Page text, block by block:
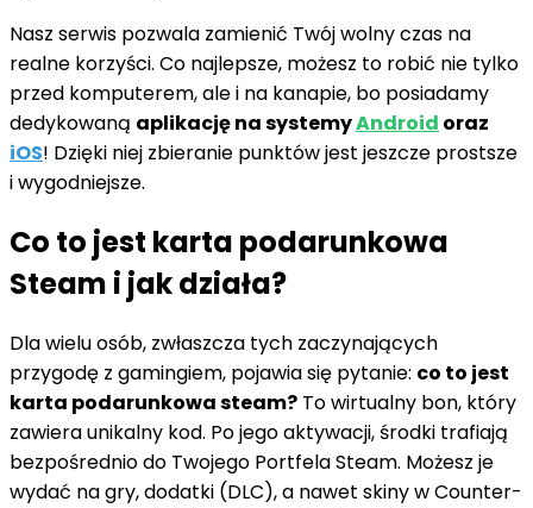
Nasz serwis pozwala zamienić Twój wolny czas na
realne korzyści. Co najlepsze, możesz to robić nie tylko
przed komputerem, ale i na kanapie, bo posiadamy
dedykowaną aplikację na systemyAndroid oraz
iOS! Dzięki niej zbieranie punktów jest jeszcze prostsze
i wygodniejsze.
Co to jest karta podarunkowa
Steam i jak działa?
Dla wielu osób, zwłaszcza tych zaczynających
przygodę z gamingiem, pojawia się pytanie: co to jest
karta podarunkowa steam? To wirtualny bon, który
zawiera unikalny kod. Po jego aktywacji, środki trafiają
bezpośrednio do Twojego Portfela Steam. Możesz je
wydać na gry, dodatki (DLC), a nawet skiny w Counter-